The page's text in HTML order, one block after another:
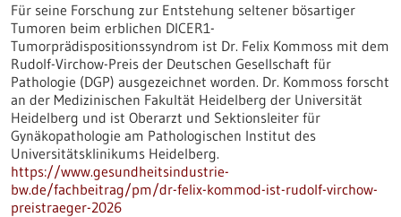
Für seine Forschung zur Entstehung seltener bösartiger
Tumoren beim erblichen DICER1-
Tumorprädispositionssyndrom ist Dr. Felix Kommoss mit dem
Rudolf-Virchow-Preis der Deutschen Gesellschaft für
Pathologie (DGP) ausgezeichnet worden. Dr. Kommoss forscht
an der Medizinischen Fakultät Heidelberg der Universität
Heidelberg und ist Oberarzt und Sektionsleiter für
Gynäkopathologie am Pathologischen Institut des
Universitätsklinikums Heidelberg.
https://www.gesundheitsindustrie-
bw.de/fachbeitrag/pm/dr-felix-kommod-ist-rudolf-virchow-
preistraeger-2026